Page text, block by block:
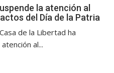
la atención al
del Día de la Patria
de la Libertad ha
al...